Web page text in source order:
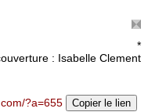
acquiesce
*
: Isabelle Clement
?a=655 Copier le lien